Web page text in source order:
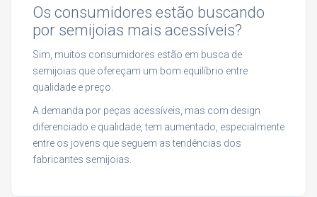
Os consumidores estão buscando
por semijoias mais acessíveis?
Sim, muitos consumidores estão em busca de
semijoias que ofereçam um bom equilíbrio entre
qualidade e preço.
A demanda por peças acessíveis, mas com design
diferenciado e qualidade, tem aumentado, especialmente
entre os jovens que seguem as tendências dos
fabricantes semijoias.